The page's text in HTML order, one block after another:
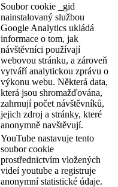
Soubor cookie _gid
nainstalovaný službou
Google Analytics ukládá
informace o tom, jak
návštěvníci používají
webovou stránku, a zároveň
vytváří analytickou zprávu o
výkonu webu. Některá data,
která jsou shromažďována,
zahrnují počet návštěvníků,
jejich zdroj a stránky, které
anonymně navštěvují.
YouTube nastavuje tento
soubor cookie
prostřednictvím vložených
videí youtube a registruje
anonymní statistické údaje.